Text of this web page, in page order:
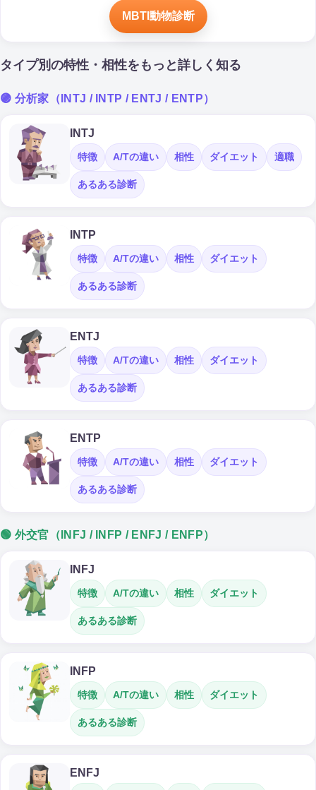
MBTI動物診断
タイプ別の特性・相性をもっと詳しく知る
🟣 分析家（INTJ / INTP / ENTJ / ENTP）
INTJ
特徴 A/Tの違い 相性 ダイエット 適職
あるある診断
INTP
特徴 A/Tの違い 相性 ダイエット
あるある診断
ENTJ
特徴 A/Tの違い 相性 ダイエット
あるある診断
ENTP
特徴 A/Tの違い 相性 ダイエット
あるある診断
🟢 外交官（INFJ / INFP / ENFJ / ENFP）
INFJ
特徴 A/Tの違い 相性 ダイエット
あるある診断
INFP
特徴 A/Tの違い 相性 ダイエット
あるある診断
ENFJ